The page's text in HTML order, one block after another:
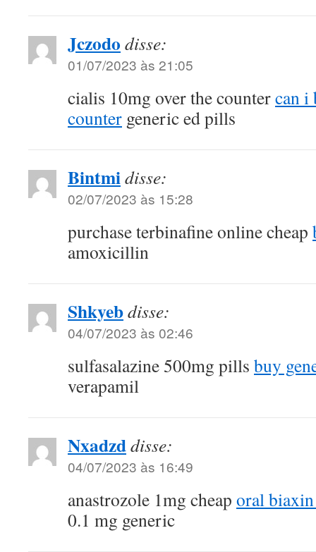
Jczodo disse:
01/07/2023 às 21:05
cialis 10mg over the countercan i
counter generic ed pills
Bintmidisse:
02/07/2023 às 15:28
purchase terbinafine online cheap
amoxicillin
Shkyebdisse:
04/07/2023 às 02:46
sulfasalazine 500mg pills buy
verapamil
Nxadzddisse:
04/07/2023 às 16:49
anastrozole 1mg cheap oral
0.1 mg generic